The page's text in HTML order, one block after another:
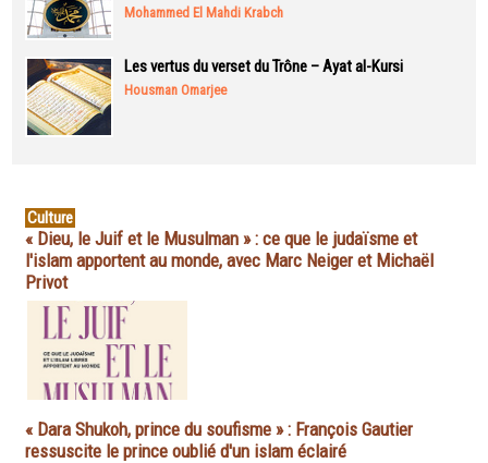
Mohammed El Mahdi Krabch
Les vertus du verset du Trône – Ayat al-Kursi
Housman Omarjee
Culture
« Dieu, le Juif et le Musulman » : ce que le judaïsme et
l'islam apportent au monde, avec Marc Neiger et Michaël
Privot
« Dara Shukoh, prince du soufisme » : François Gautier
ressuscite le prince oublié d'un islam éclairé